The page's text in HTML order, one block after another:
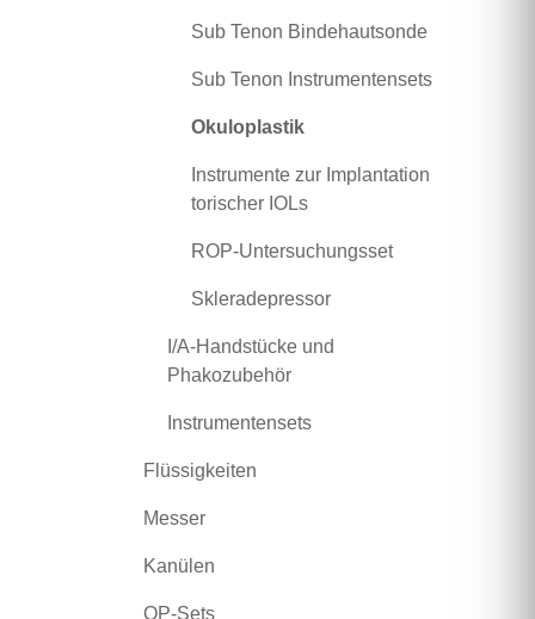
Sub Tenon Bindehautsonde
Sub Tenon Instrumentensets
Okuloplastik
Instrumente zur Implantation
torischer IOLs
ROP-Untersuchungsset
Skleradepressor
I/A-Handstücke und
Phakozubehör
Instrumentensets
Flüssigkeiten
Messer
Kanülen
OP-Sets